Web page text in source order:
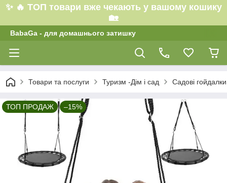
✨ 🔥 ТОП товари вже чекають у вашому кошику
🏡
BabaGa - для домашнього затишку
Товари та послуги Туризм -Дім і сад Садові гойдалки
ТОП ПРОДАЖ –15%